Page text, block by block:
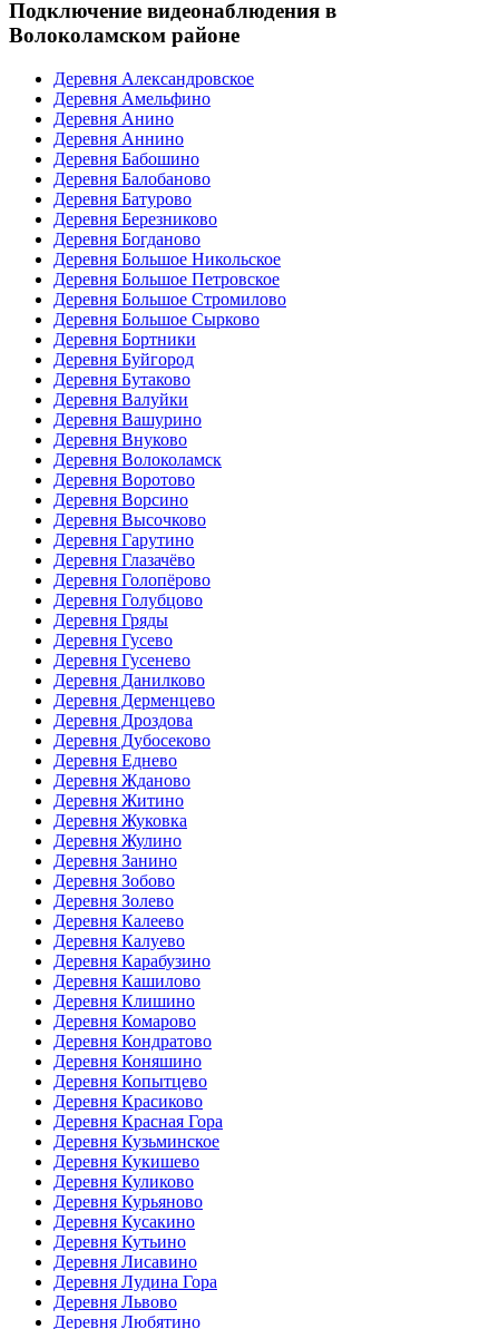
Подключение видеонаблюдения в
Волоколамском районе
Деревня Александровское
Деревня Амельфино
Деревня Анино
Деревня Аннино
Деревня Бабошино
Деревня Балобаново
Деревня Батурово
Деревня Березниково
Деревня Богданово
Деревня Большое Никольское
Деревня Большое Петровское
Деревня Большое Стромилово
Деревня Большое Сырково
Деревня Бортники
Деревня Буйгород
Деревня Бутаково
Деревня Валуйки
Деревня Вашурино
Деревня Внуково
Деревня Волоколамск
Деревня Воротово
Деревня Ворсино
Деревня Высочково
Деревня Гарутино
Деревня Глазачёво
Деревня Голопёрово
Деревня Голубцово
Деревня Гряды
Деревня Гусево
Деревня Гусенево
Деревня Данилково
Деревня Дерменцево
Деревня Дроздова
Деревня Дубосеково
Деревня Еднево
Деревня Жданово
Деревня Житино
Деревня Жуковка
Деревня Жулино
Деревня Занино
Деревня Зобово
Деревня Золево
Деревня Калеево
Деревня Калуево
Деревня Карабузино
Деревня Кашилово
Деревня Клишино
Деревня Комарово
Деревня Кондратово
Деревня Коняшино
Деревня Копытцево
Деревня Красиково
Деревня Красная Гора
Деревня Кузьминское
Деревня Кукишево
Деревня Куликово
Деревня Курьяново
Деревня Кусакино
Деревня Кутьино
Деревня Лисавино
Деревня Лудина Гора
Деревня Львово
Деревня Любятино